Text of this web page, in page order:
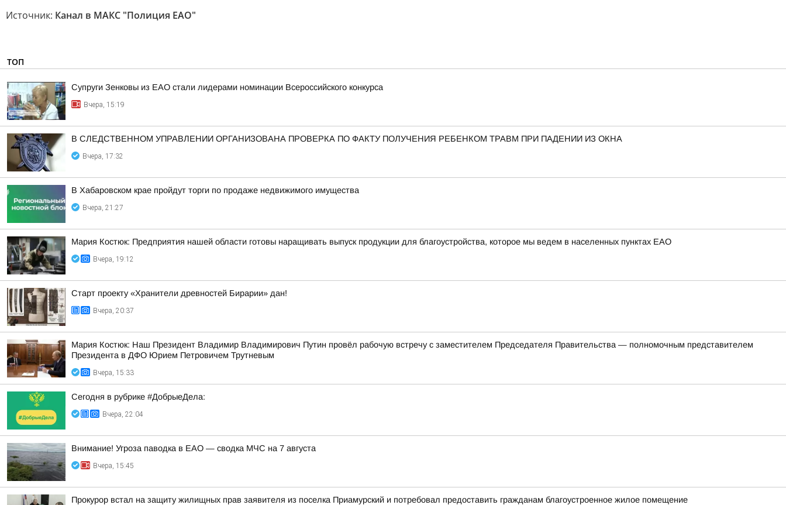
Источник: Канал в МАКС "Полиция ЕАО"
ТОП
Супруги Зенковы из ЕАО стали лидерами номинации Всероссийского конкурса
Вчера, 15:19
В СЛЕДСТВЕННОМ УПРАВЛЕНИИ ОРГАНИЗОВАНА ПРОВЕРКА ПО ФАКТУ ПОЛУЧЕНИЯ РЕБЕНКОМ ТРАВМ ПРИ ПАДЕНИИ ИЗ ОКНА
Вчера, 17:32
В Хабаровском крае пройдут торги по продаже недвижимого имущества
Вчера, 21:27
Мария Костюк: Предприятия нашей области готовы наращивать выпуск продукции для благоустройства, которое мы ведем в населенных пунктах ЕАО
Вчера, 19:12
Старт проекту «Хранители древностей Бирарии» дан!
Вчера, 20:37
Мария Костюк: Наш Президент Владимир Владимирович Путин провёл рабочую встречу с заместителем Председателя Правительства — полномочным представителем
Президента в ДФО Юрием Петровичем Трутневым
Вчера, 15:33
Сегодня в рубрике #ДобрыеДела:
Вчера, 22:04
Внимание! Угроза паводка в ЕАО — сводка МЧС на 7 августа
Вчера, 15:45
Прокурор встал на защиту жилищных прав заявителя из поселка Приамурский и потребовал предоставить гражданам благоустроенное жилое помещение